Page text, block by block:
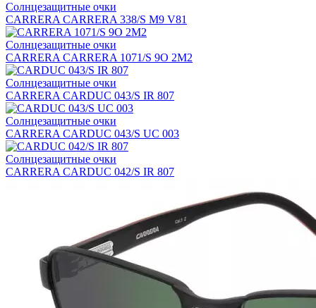
Солнцезащитные очки
CARRERA CARRERA 338/S M9 V81
Солнцезащитные очки
CARRERA CARRERA 1071/S 9O 2M2
Солнцезащитные очки
CARRERA CARDUC 043/S IR 807
Солнцезащитные очки
CARRERA CARDUC 043/S UC 003
Солнцезащитные очки
CARRERA CARDUC 042/S IR 807